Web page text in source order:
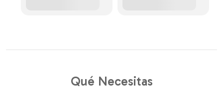
Qué Necesitas